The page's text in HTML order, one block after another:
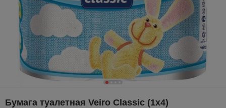
Бумага туалетная Veiro Classic (1х4)